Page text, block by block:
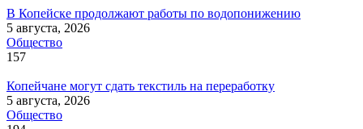
В Копейске продолжают работы по водопонижению
5 августа, 2026
Общество
157
Копейчане могут сдать текстиль на переработку
5 августа, 2026
Общество